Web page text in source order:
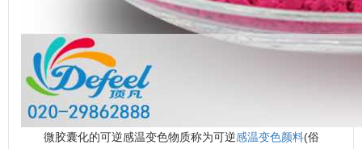
微胶囊化的可逆感温变色物质称为可逆感温变色颜料(俗